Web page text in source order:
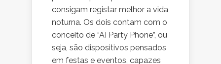
consigam registar melhor a vida
noturna. Os dois contam com o
conceito de “AI Party Phone”, ou
seja, são dispositivos pensados
em festas e eventos, capazes